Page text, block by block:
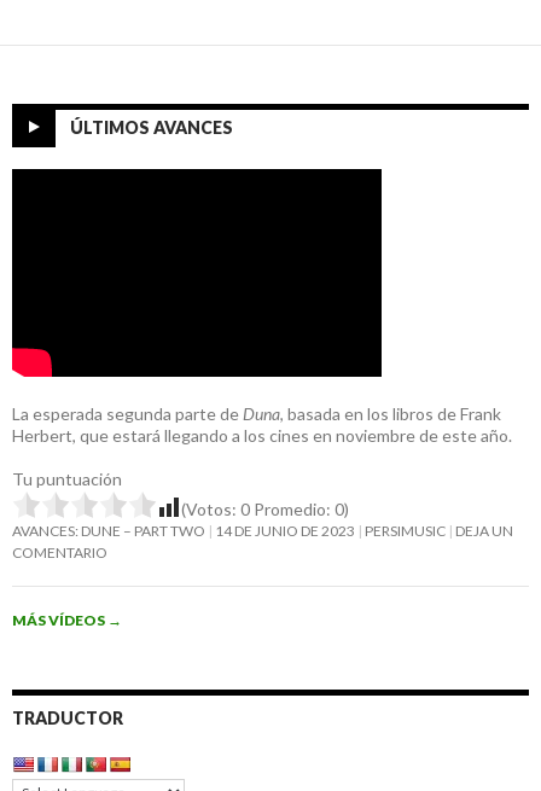
ÚLTIMOS AVANCES
La esperada segunda parte de Duna, basada en los libros de Frank
Herbert, que estará llegando a los cines en noviembre de este año.
Tu puntuación
(Votos: 0 Promedio: 0)
AVANCES: DUNE – PART TWO 14 DE JUNIO DE 2023 PERSIMUSIC DEJA UN
COMENTARIO
MÁS VÍDEOS →
TRADUCTOR